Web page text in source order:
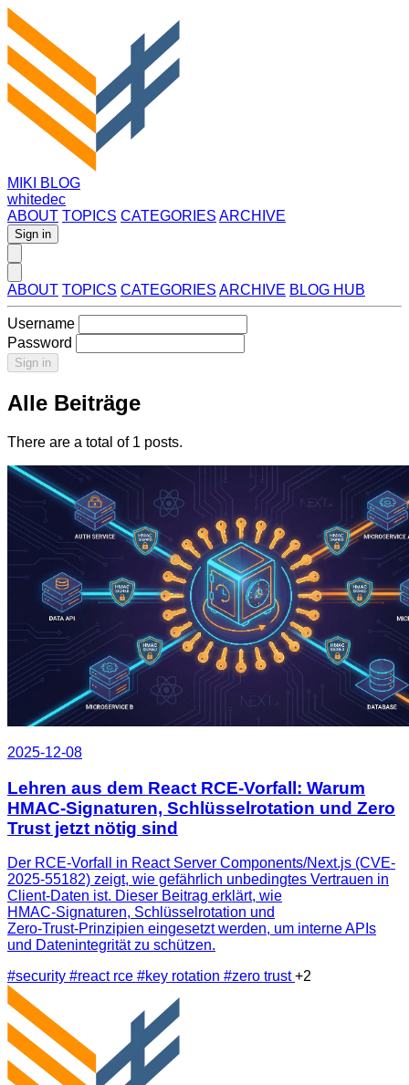
MIKI BLOG
whitedec
ABOUT TOPICS CATEGORIES ARCHIVE
Sign in
ABOUT TOPICS CATEGORIES ARCHIVE BLOG HUB
Username
Password
Sign in
Alle Beiträge
There are a total of 1 posts.
2025-12-08
Lehren aus dem React RCE‑Vorfall: Warum
HMAC‑Signaturen, Schlüsselrotation und Zero
Trust jetzt nötig sind
Der RCE‑Vorfall in React Server Components/Next.js (CVE-
2025-55182) zeigt, wie gefährlich unbedingtes Vertrauen in
Client‑Daten ist. Dieser Beitrag erklärt, wie
HMAC‑Signaturen, Schlüsselrotation und
Zero‑Trust‑Prinzipien eingesetzt werden, um interne APIs
und Datenintegrität zu schützen.
#security #react rce #key rotation #zero trust+2